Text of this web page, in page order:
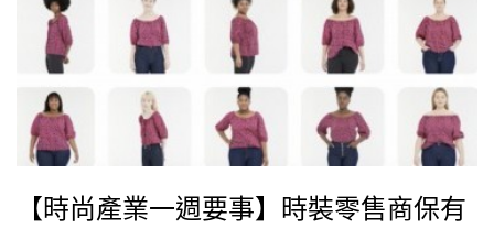
【時尚產業一週要事】時裝零售商保有